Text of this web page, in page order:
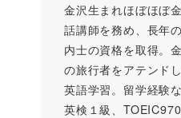
金沢生まれほぼほぼ
話講師を務め、長年
内士の資格を取得。
の旅行者をアテンド
英語学習。留学経験
英検１級、